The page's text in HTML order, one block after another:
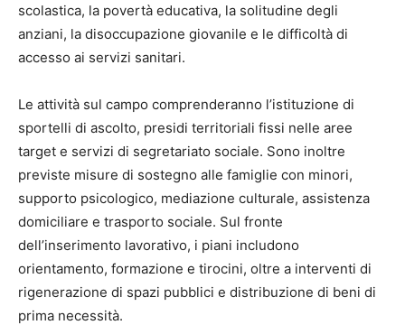
scolastica, la povertà educativa, la solitudine degli
anziani, la disoccupazione giovanile e le difficoltà di
accesso ai servizi sanitari.
Le attività sul campo comprenderanno l’istituzione di
sportelli di ascolto, presidi territoriali fissi nelle aree
target e servizi di segretariato sociale. Sono inoltre
previste misure di sostegno alle famiglie con minori,
supporto psicologico, mediazione culturale, assistenza
domiciliare e trasporto sociale. Sul fronte
dell’inserimento lavorativo, i piani includono
orientamento, formazione e tirocini, oltre a interventi di
rigenerazione di spazi pubblici e distribuzione di beni di
prima necessità.